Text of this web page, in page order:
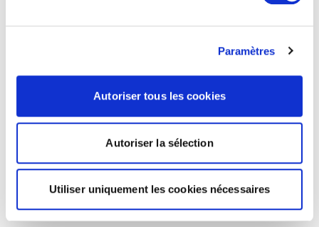
Paramètres
Autoriser tous les cookies
Autoriser la sélection
Utiliser uniquement les cookies nécessaires